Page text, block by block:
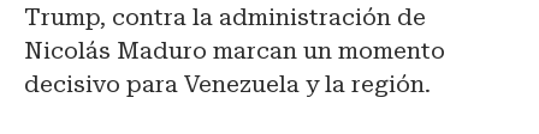
Trump, contra la administración de
Nicolás Maduro marcan un momento
decisivo para Venezuela y la región.